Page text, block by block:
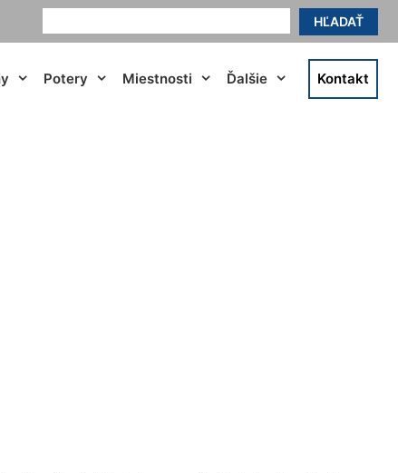
HĽADAŤ
Potery Miestnosti Ďalšie Kontakt